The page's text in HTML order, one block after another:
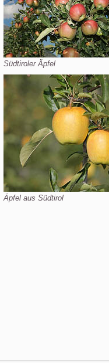
Südtiroler Äpfel
Äpfel aus Südtirol